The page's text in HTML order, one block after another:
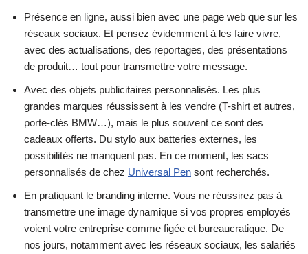
Présence en ligne, aussi bien avec une page web que sur les
réseaux sociaux. Et pensez évidemment à les faire vivre,
avec des actualisations, des reportages, des présentations
de produit… tout pour transmettre votre message.
Avec des objets publicitaires personnalisés. Les plus
grandes marques réussissent à les vendre (T-shirt et autres,
porte-clés BMW…), mais le plus souvent ce sont des
cadeaux offerts. Du stylo aux batteries externes, les
possibilités ne manquent pas. En ce moment, les sacs
personnalisés de chez Universal Pen sont recherchés.
En pratiquant le branding interne. Vous ne réussirez pas à
transmettre une image dynamique si vos propres employés
voient votre entreprise comme figée et bureaucratique. De
nos jours, notamment avec les réseaux sociaux, les salariés